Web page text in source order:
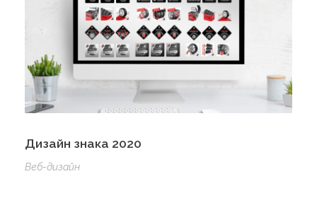
Дизайн знака 2020
Веб-дизайн